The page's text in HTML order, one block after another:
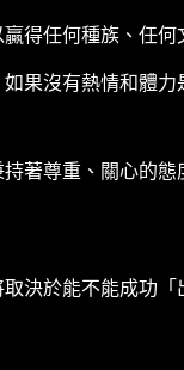
得任何種族、任何
果沒有熱情和體力
著尊重、關心的
決於能不能成功